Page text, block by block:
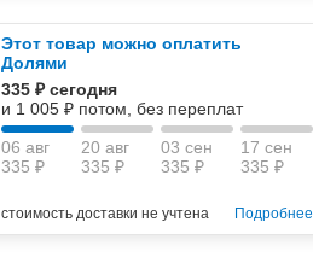
Этот товар можно оплатить
Долями
335 ₽ сегодня
и 1 005 ₽ потом, без переплат
06 авг
335 ₽
20 авг
335 ₽
03 сен
335 ₽
17 сен
335 ₽
стоимость доставки не учтена Подробнее